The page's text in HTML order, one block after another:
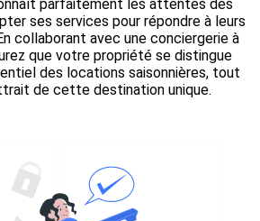
parfaitement les attentes des
ses services pour répondre à leurs
collaborant avec une conciergerie à
que votre propriété se distingue
des locations saisonnières, tout
de cette destination unique.